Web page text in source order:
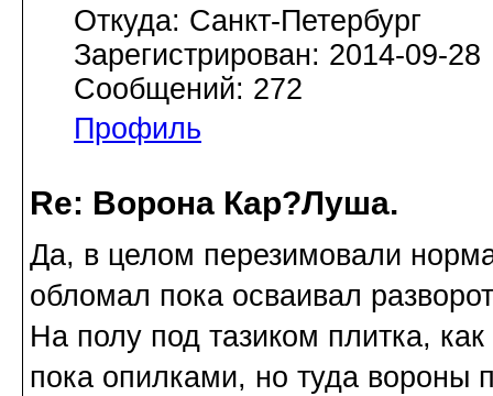
Откуда: Санкт-Петербург
Зарегистрирован: 2014-09-28
Сообщений: 272
Профиль
Re: Ворона Кар?Луша.
Да, в целом перезимовали
обломал пока осваивал
На полу под тазиком плитка,
пока опилками, но туда вороны